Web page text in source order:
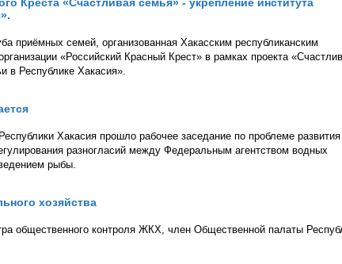
приёмных семей, организованная Хакасским республиканским
«Российский Красный Крест» в рамках проекта
в Республике Хакасия».
Хакасия прошло рабочее заседание по проблеме развития
разногласий между Федеральным агентством водных
рыбы.
хозяйства
общественного контроля ЖКХ, член Общественной палаты